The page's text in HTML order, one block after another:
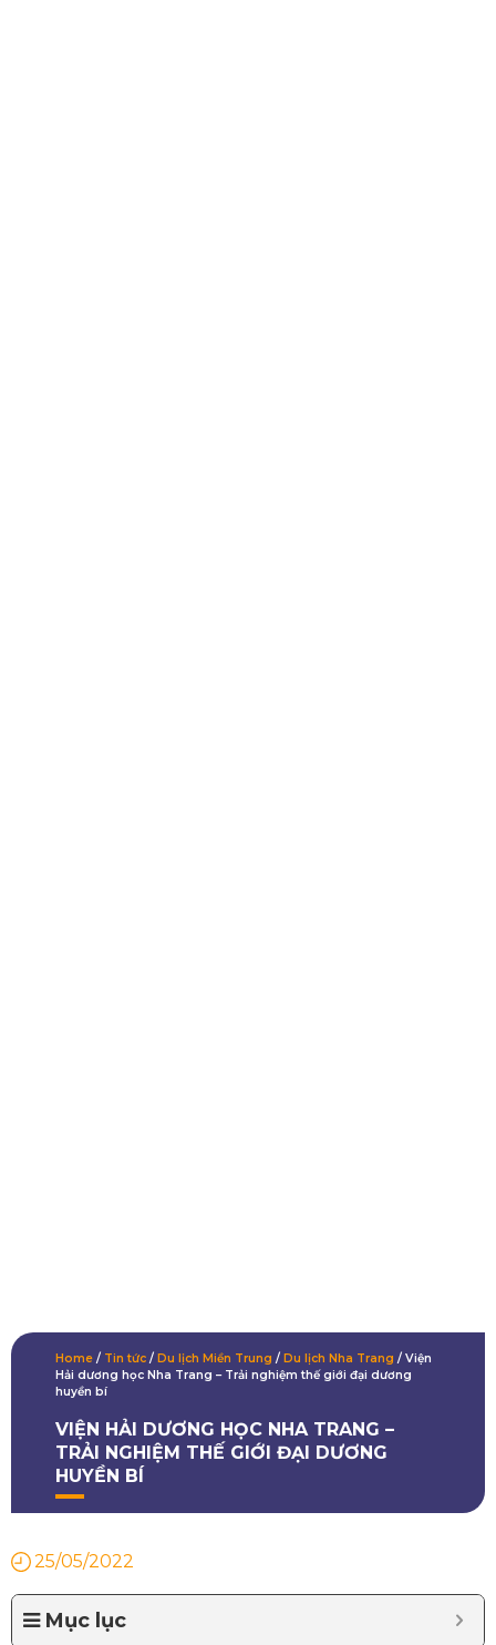
Home / Tin tức / Du lịch Miền Trung / Du lịch Nha Trang / Viện
Hải dương học Nha Trang – Trải nghiệm thế giới đại dương
huyền bí
VIỆN HẢI DƯƠNG HỌC NHA TRANG –
TRẢI NGHIỆM THẾ GIỚI ĐẠI DƯƠNG
HUYỀN BÍ
25/05/2022
Mục lục